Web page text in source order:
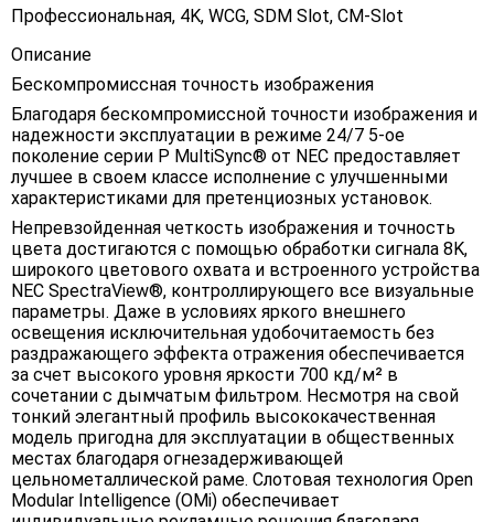
Профессиональная, 4K, WCG, SDM Slot, CM-Slot
Описание
Бескомпромиссная точность изображения
Благодаря бескомпромиссной точности изображения и
надежности эксплуатации в режиме 24/7 5-ое
поколение серии Р MultiSync® от NEC предоставляет
лучшее в своем классе исполнение с улучшенными
характеристиками для претенциозных установок.
Непревзойденная четкость изображения и точность
цвета достигаются с помощью обработки сигнала 8K,
широкого цветового охвата и встроенного устройства
NEC SpectraView®, контроллирующего все визуальные
параметры. Даже в условиях яркого внешнего
освещения исключительная удобочитаемость без
раздражающего эффекта отражения обеспечивается
за счет высокого уровня яркости 700 кд/м² в
сочетании с дымчатым фильтром. Несмотря на свой
тонкий элегантный профиль высококачественная
модель пригодна для эксплуатации в общественных
местах благодаря огнезадерживающей
цельнометаллической раме. Слотовая технология Open
Modular Intelligence (OMi) обеспечивает